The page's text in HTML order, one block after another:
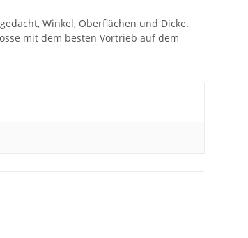
gedacht, Winkel, Oberflächen und Dicke.
mit dem besten Vortrieb auf dem